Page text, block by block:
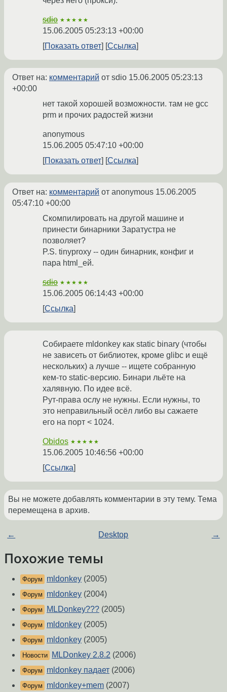
sdio ★★★★★
15.06.2005 05:23:13 +00:00
Показать ответ
Ссылка
Ответ на: комментарий от sdio 15.06.2005 05:23:13
+00:00
нет такой хорошей возможности. там не gcc
prm и прочих радостей жизни
anonymous
15.06.2005 05:47:10 +00:00
Показать ответ
Ссылка
Ответ на: комментарий от anonymous 15.06.2005
05:47:10 +00:00
Скомпилировать на другой машине и
принести бинарники Заратустра не
позволяет?
P.S. tinyproxy -- один бинарник, конфиг и
пара html_ей.
sdio ★★★★★
15.06.2005 06:14:43 +00:00
Ссылка
Собираете mldonkey как static binary (чтобы
не зависеть от библиотек, кроме glibc и ещё
нескольких) а лучше -- ищете собранную
кем-то static-версию. Бинари льёте на
халявную. По идее всё.
Рут-права ослу не нужны. Если нужны, то
это неправильный осёл либо вы сажаете
его на порт < 1024.
Obidos ★★★★★
15.06.2005 10:46:56 +00:00
Ссылка
Вы не можете добавлять комментарии в эту тему. Тема
перемещена в архив.
← Desktop →
Похожие темы
Форум mldonkey (2005)
Форум mldonkey (2004)
Форум MLDonkey??? (2005)
Форум mldonkey (2005)
Форум mldonkey (2005)
Новости MLDonkey 2.8.2 (2006)
Форум mldonkey падает (2006)
Форум mldonkey+mem (2007)